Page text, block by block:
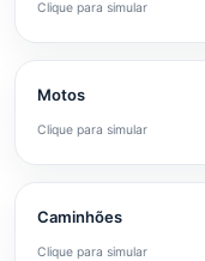
Clique para simular
Motos
Clique para simular
Caminhões
Clique para simular